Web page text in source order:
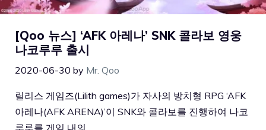
[Qoo 뉴스] ‘AFK 아레나’ SNK 콜라보 영웅
나코루루 출시
2020-06-30 by Mr. Qoo
릴리스 게임즈(Lilith games)가 자사의 방치형 RPG ‘AFK
아레나(AFK ARENA)’이 SNK와 콜라보를 진행하여 나코
루루를 게임 내의